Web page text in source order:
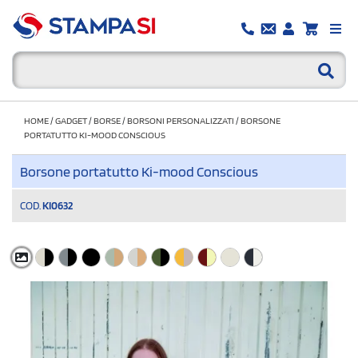
HOME/GADGET/BORSE/BORSONI PERSONALIZZATI /BORSONE
PORTATUTTO KI-MOOD CONSCIOUS
Borsone portatutto Ki-mood Conscious
COD. KI0632